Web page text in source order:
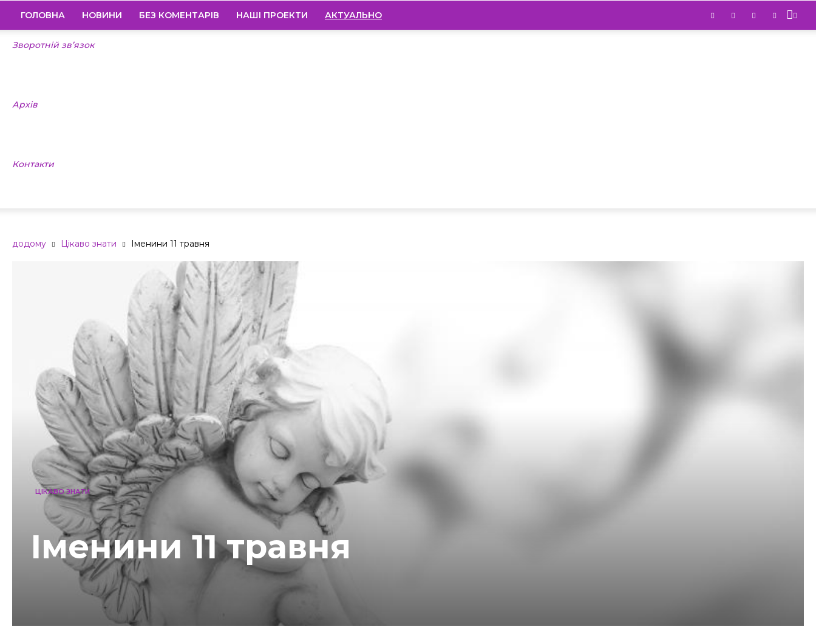
ГОЛОВНА НОВИНИ БЕЗ КОМЕНТАРІВ НАШІ ПРОЕКТИ АКТУАЛЬНО
Зворотній зв’язок
Архів
Контакти
додому Цікаво знати Іменини 11 травня
ЦІКАВО ЗНАТИ
Іменини 11 травня